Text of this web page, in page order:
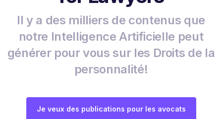
Il y a des milliers de contenus que
notre Intelligence Artificielle peut
générer pour vous sur les Droits de la
personnalité!
Je veux des publications pour les avocats